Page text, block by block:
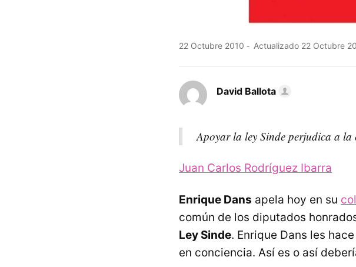
22 Octubre 2010 Actualizado 22 Octubre
David Ballota
Apoyar la ley Sinde perjudica a
Juan Carlos Rodríguez Ibarra
Enrique Dans apela hoy en su
común de los diputados
Ley Sinde. Enrique Dans les
en conciencia. Así es o así